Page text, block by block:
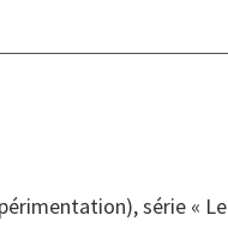
série « Le